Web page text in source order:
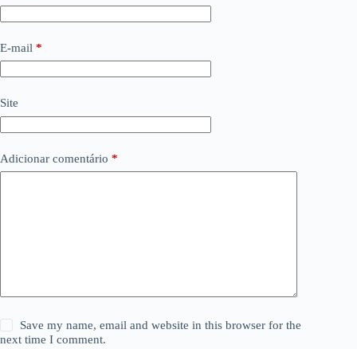
E-mail *
Site
Adicionar comentário *
Save my name, email and website in this browser for the
next time I comment.